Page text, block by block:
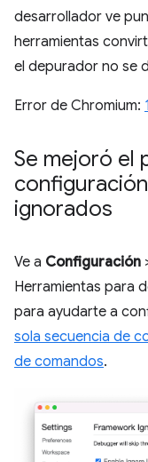
desarrollador ve
herramientas
el depurador no se
Error de Chromium:
Se mejoró el
ignorados
Ve a Configuración
Herramientas para
para ayudarte a
sola secuencia de
de comandos.